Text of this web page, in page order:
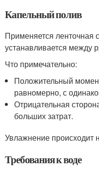
Капельный полив
Применяется ленточная
устанавливается между
Что примечательно:
Положительный
равномерно, с
Отрицательная
больших затрат.
Увлажнение происходит
Требования к воде